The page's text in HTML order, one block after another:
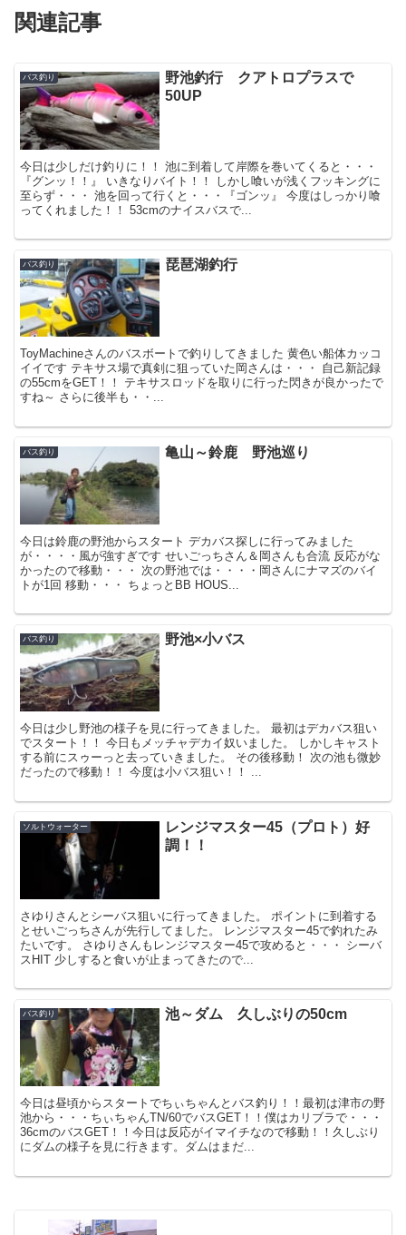
関連記事
バス釣り
野池釣行 クアトロプラスで
50UP
今日は少しだけ釣りに！！ 池に到着して岸際を巻いてくると・・・
『グンッ！！』 いきなりバイト！！ しかし喰いが浅くフッキングに
至らず・・・ 池を回って行くと・・・『ゴンッ』 今度はしっかり喰
ってくれました！！ 53cmのナイスバスで...
バス釣り 琵琶湖釣行
ToyMachineさんのバスボートで釣りしてきました 黄色い船体カッコ
イイです テキサス場で真剣に狙っていた岡さんは・・・ 自己新記録
の55cmをGET！！ テキサスロッドを取りに行った閃きが良かったで
すね～ さらに後半も・・...
バス釣り 亀山～鈴鹿 野池巡り
今日は鈴鹿の野池からスタート デカバス探しに行ってみました
が・・・・風が強すぎです せいごっちさん＆岡さんも合流 反応がな
かったので移動・・・ 次の野池では・・・・岡さんにナマズのバイ
トが1回 移動・・・ ちょっとBB HOUS...
バス釣り 野池×小バス
今日は少し野池の様子を見に行ってきました。 最初はデカバス狙い
でスタート！！ 今日もメッチャデカイ奴いました。 しかしキャスト
する前にスゥーっと去っていきました。 その後移動！ 次の池も微妙
だったので移動！！ 今度は小バス狙い！！ ...
ソルトウォーター
レンジマスター45（プロト）好
調！！
さゆりさんとシーバス狙いに行ってきました。 ポイントに到着する
とせいごっちさんが先行してました。 レンジマスター45で釣れたみ
たいです。 さゆりさんもレンジマスター45で攻めると・・・ シーバ
スHIT 少しすると食いが止まってきたので...
バス釣り 池～ダム 久しぶりの50cm
今日は昼頃からスタートでちぃちゃんとバス釣り！！最初は津市の野
池から・・・ちぃちゃんTN/60でバスGET！！僕はカリブラで・・・
36cmのバスGET！！今日は反応がイマイチなので移動！！久しぶり
にダムの様子を見に行きます。ダムはまだ...